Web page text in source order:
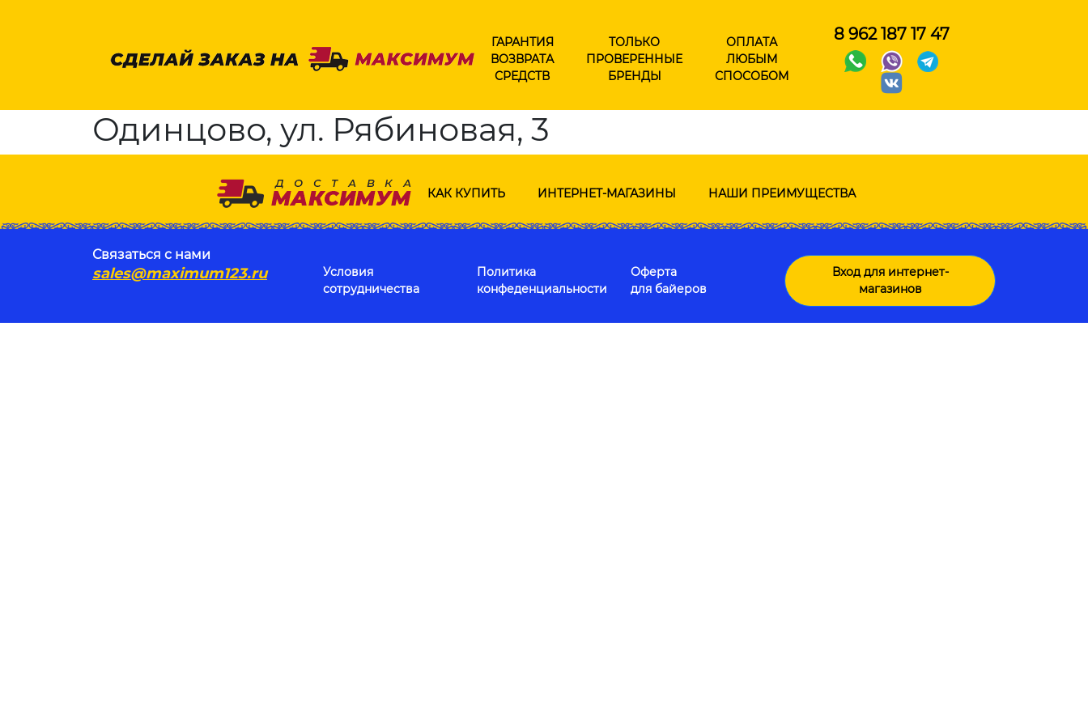
ГАРАНТИЯ
ВОЗВРАТА
СРЕДСТВ
ТОЛЬКО
ПРОВЕРЕННЫЕ
БРЕНДЫ
ОПЛАТА
ЛЮБЫМ
СПОСОБОМ
8 962 187 17 47
Одинцово, ул. Рябиновая, 3
КАК КУПИТЬ ИНТЕРНЕТ-МАГАЗИНЫ НАШИ ПРЕИМУЩЕСТВА
Связаться с нами
sales@maximum123.ru
Условия
сотрудничества
Политика
конфеденциальности
Оферта
для байеров
Вход для интернет-
магазинов